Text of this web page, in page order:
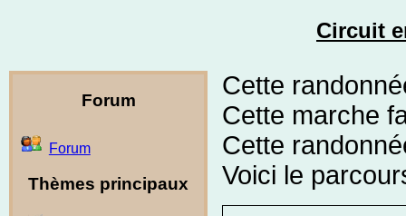
Circuit
Forum
Forum
Thèmes principaux
Cette
Cette marche
Cette
Voici le